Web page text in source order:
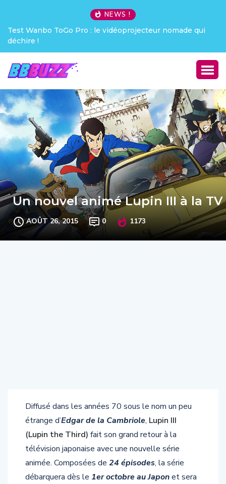
NEWS !
Test Wanbo ToGo Pro : le vidéoprojecteur nomade qui
déchire !
Un nouvel animé Lupin III à la TV
AOÛT 26, 2015 0 1173
Diffusé dans les années 70 sous le nom un peu
étrange d’Edgar de la Cambriole, Lupin III
(Lupin the Third) fait son grand retour à la
télévision japonaise avec une nouvelle série
animée. Composées de 24 épisodes, la série
débarquera dès le 1er octobre au Japonet sera